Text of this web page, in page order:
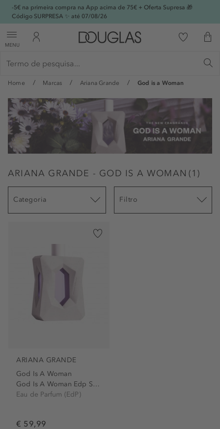
-5€ na primeira compra na App acima de 75€ + Oferta Supresa 🎁
Código SURPRESA ✨ até 07/08/26
MENU
Home Marcas Ariana Grande God is a Woman
ARIANA GRANDE - GOD IS A WOMAN (1 )
Categoria Filtro
ARIANA GRANDE
God Is A Woman
God Is A Woman Edp Spray
Eau de Parfum (EdP)
€ 59,99